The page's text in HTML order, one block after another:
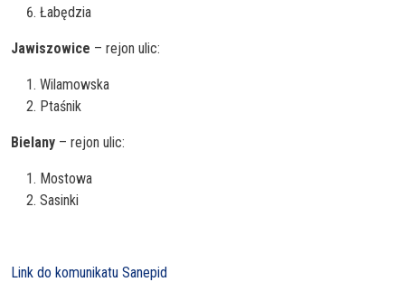
Łabędzia
Jawiszowice – rejon ulic:
Wilamowska
Ptaśnik
Bielany – rejon ulic:
Mostowa
Sasinki
Link do komunikatu Sanepid